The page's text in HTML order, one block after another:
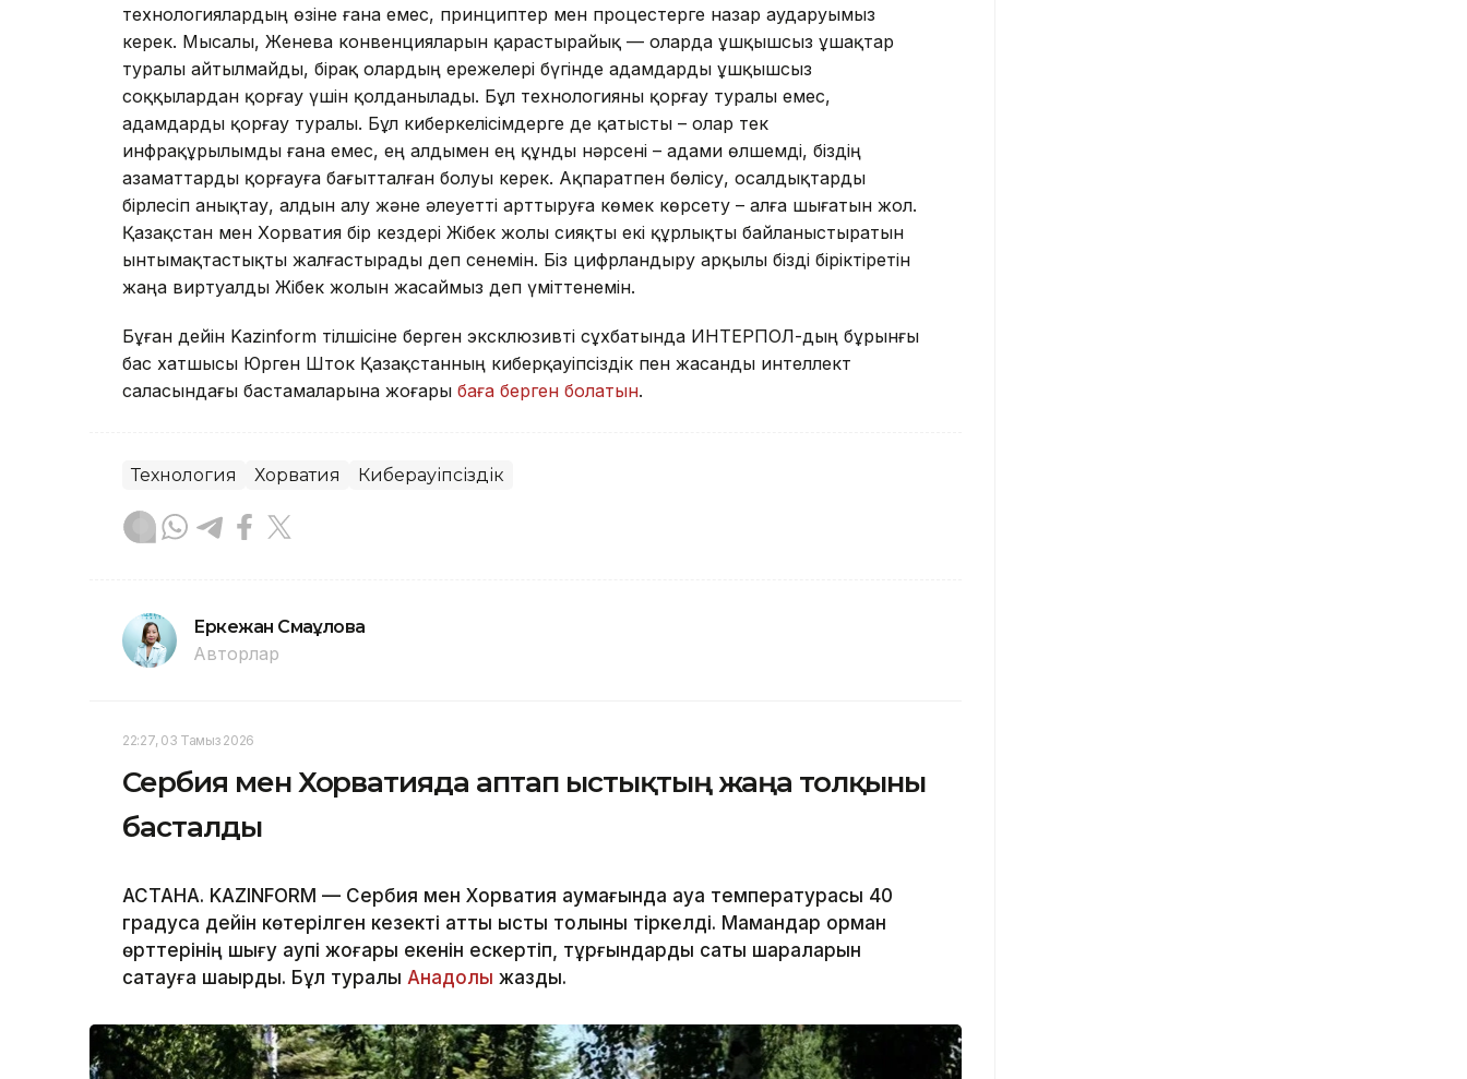
технологиялардың өзіне ғана емес, принциптер мен процестерге назар аударуымыз
керек. Мысалы, Женева конвенцияларын қарастырайық — оларда ұшқышсыз ұшақтар
туралы айтылмайды, бірақ олардың ережелері бүгінде адамдарды ұшқышсыз
соққылардан қорғау үшін қолданылады. Бұл технологияны қорғау туралы емес,
адамдарды қорғау туралы. Бұл киберкелісімдерге де қатысты – олар тек
инфрақұрылымды ғана емес, ең алдымен ең құнды нәрсені – адами өлшемді, біздің
азаматтарды қорғауға бағытталған болуы керек. Ақпаратпен бөлісу, осалдықтарды
бірлесіп анықтау, алдын алу және әлеуетті арттыруға көмек көрсету – алға шығатын жол.
Қазақстан мен Хорватия бір кездері Жібек жолы сияқты екі құрлықты байланыстыратын
ынтымақтастықты жалғастырады деп сенемін. Біз цифрландыру арқылы бізді біріктіретін
жаңа виртуалды Жібек жолын жасаймыз деп үміттенемін.
Бұған дейін Kazinform тілшісіне берген эксклюзивті сұхбатында ИНТЕРПОЛ-дың бұрынғы
бас хатшысы Юрген Шток Қазақстанның киберқауіпсіздік пен жасанды интеллект
саласындағы бастамаларына жоғары баға берген болатын.
Технология Хорватия Киберқауіпсіздік
Еркежан Смағұлова
Авторлар
22:27, 03 Тамыз 2026
Сербия мен Хорватияда аптап ыстықтың жаңа толқыны
басталды
АСТАНА. KAZINFORM — Сербия мен Хорватия аумағында ауа температурасы 40
градусқа дейін көтерілген кезекті қатты ыстық толқыны тіркелді. Мамандар орман
өрттерінің шығу қаупі жоғары екенін ескертіп, тұрғындарды сақтық шараларын
сақтауға шақырды. Бұл туралы Анадолы жазды.